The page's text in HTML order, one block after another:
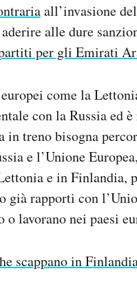
all’invasione
alle dure
per gli Emirati
come la
con la Russia ed
treno bisogna
e l’Unione
e in Finlandia,
già rapporti con
lavorano nei paesi
scappano in